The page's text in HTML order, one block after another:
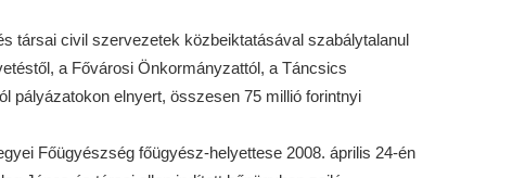
társai civil szervezetek közbeiktatásával szabálytalanul
a Fővárosi Önkormányzattól, a Táncsics
pályázatokon elnyert, összesen 75 millió forintnyi
Főügyészség főügyész-helyettese 2008. április 24-én